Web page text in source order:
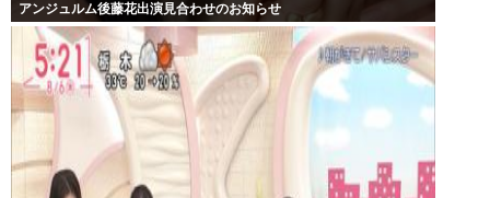
アンジュルム後藤花出演見合わせのお知らせ